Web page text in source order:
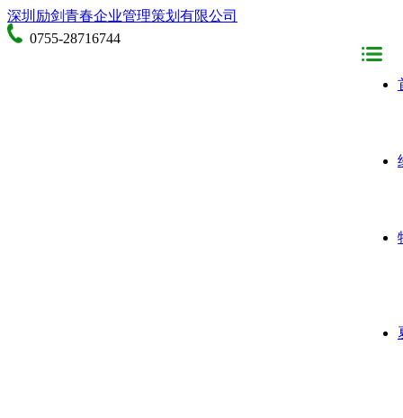
深圳励剑青春企业管理策划有限公司
0755-28716744